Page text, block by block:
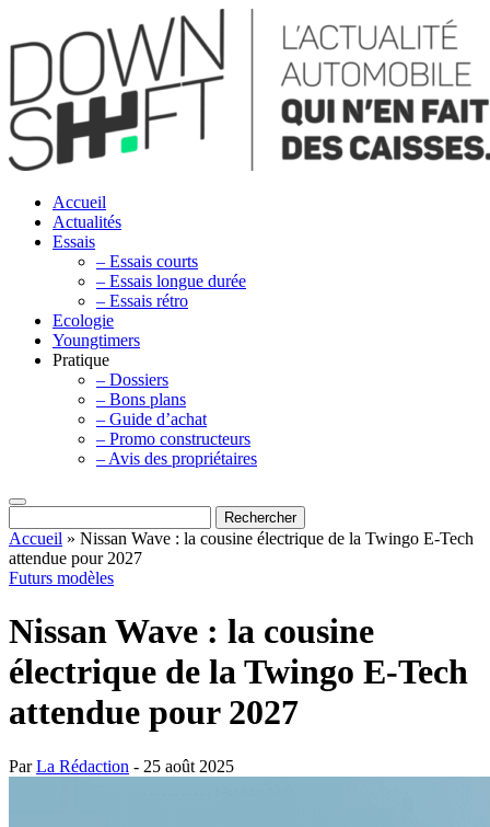
Accueil
Actualités
Essais
– Essais courts
– Essais longue durée
– Essais rétro
Ecologie
Youngtimers
Pratique
– Dossiers
– Bons plans
– Guide d’achat
– Promo constructeurs
– Avis des propriétaires
Accueil » Nissan Wave : la cousine électrique de la Twingo E-Tech
attendue pour 2027
Futurs modèles
Nissan Wave : la cousine
électrique de la Twingo E-Tech
attendue pour 2027
ParLa Rédaction - 25 août 2025